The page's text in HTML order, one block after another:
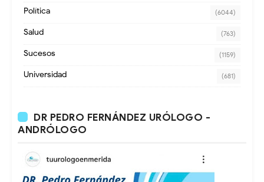
Política (6044)
Salud (763)
Sucesos (1159)
Universidad (681)
DR PEDRO FERNÁNDEZ URÓLOGO -
ANDRÓLOGO